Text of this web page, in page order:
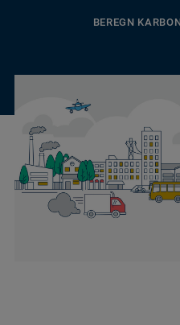
BEREGN